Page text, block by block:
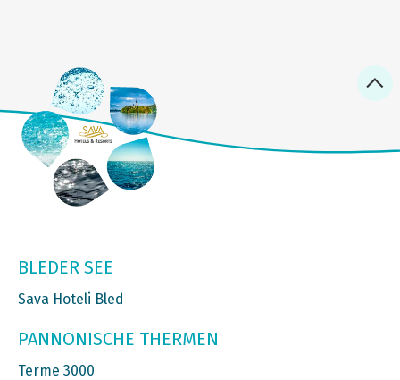
BLEDER SEE
Sava Hoteli Bled
PANNONISCHE THERMEN
Terme 3000